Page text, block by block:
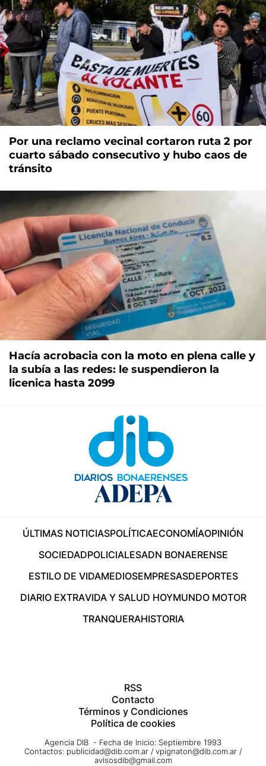
Por una reclamo vecinal cortaron ruta 2 por
cuarto sábado consecutivo y hubo caos de
tránsito
Hacía acrobacia con la moto en plena calle y
la subía a las redes: le suspendieron la
licenica hasta 2099
ÚLTIMAS NOTICIASPOLÍTICAECONOMÍAOPINIÓN
SOCIEDADPOLICIALESADN BONAERENSE
ESTILO DE VIDAMEDIOSEMPRESASDEPORTES
DIARIO EXTRAVIDA Y SALUD HOYMUNDO MOTOR
TRANQUERAHISTORIA
RSS
Contacto
Términos y Condiciones
Política de cookies
Agencia DIB - Fecha de Inicio: Septiembre 1993
Contactos: publicidad@dib.com.ar / vpignaton@dib.com.ar /
avisosdib@gmail.com